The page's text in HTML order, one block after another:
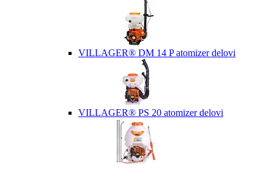
VILLAGER® DM 14 P atomizer delovi
VILLAGER® PS 20 atomizer delovi